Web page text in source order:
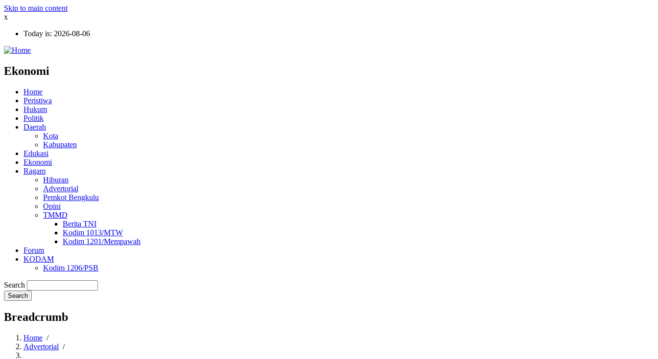
Skip to main content
x
Today is: 2026-08-06
Ekonomi
Home
Peristiwa
Hukum
Politik
Daerah
Kota
Kabupaten
Edukasi
Ekonomi
Ragam
Hiburan
Advertorial
Pemkot Bengkulu
Opini
TMMD
Berita TNI
Kodim 1013/MTW
Kodim 1201/Mempawah
Forum
KODAM
Kodim 1206/PSB
Search
Breadcrumb
Home /
Advertorial /